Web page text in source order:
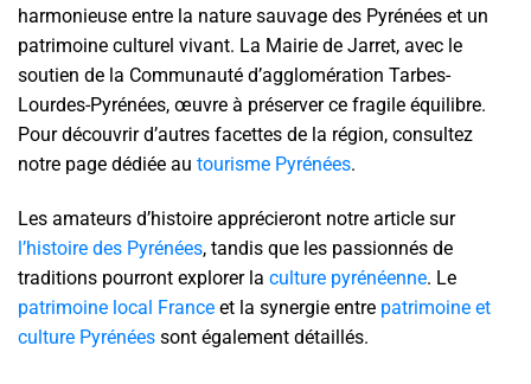
harmonieuse entre la nature sauvage des Pyrénées et un
patrimoine culturel vivant. La Mairie de Jarret, avec le
soutien de la Communauté d’agglomération Tarbes-
Lourdes-Pyrénées, œuvre à préserver ce fragile équilibre.
Pour découvrir d’autres facettes de la région, consultez
notre page dédiée au tourisme Pyrénées.
Les amateurs d’histoire apprécieront notre article sur
l’histoire des Pyrénées, tandis que les passionnés de
traditions pourront explorer la culture pyrénéenne. Le
patrimoine local France et la synergie entre patrimoine et
culture Pyrénées sont également détaillés.